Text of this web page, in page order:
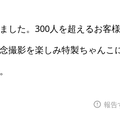
した。300人を超えるお客
撮影を楽しみ特製ちゃんこ
報告